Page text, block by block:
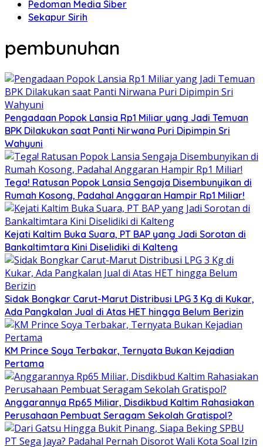
Pedoman Media Siber
Sekapur Sirih
pembunuhan
Pengadaan Popok Lansia Rp1 Miliar yang Jadi Temuan
BPK Dilakukan saat Panti Nirwana Puri Dipimpin Sri
Wahyuni
Tega! Ratusan Popok Lansia Sengaja Disembunyikan di
Rumah Kosong, Padahal Anggaran Hampir Rp1 Miliar!
Kejati Kaltim Buka Suara, PT BAP yang Jadi Sorotan di
Bankaltimtara Kini Diselidiki di Kalteng
Sidak Bongkar Carut-Marut Distribusi LPG 3 Kg di Kukar,
Ada Pangkalan Jual di Atas HET hingga Belum Berizin
KM Prince Soya Terbakar, Ternyata Bukan Kejadian
Pertama
Anggarannya Rp65 Miliar, Disdikbud Kaltim Rahasiakan
Perusahaan Pembuat Seragam Sekolah Gratispol?